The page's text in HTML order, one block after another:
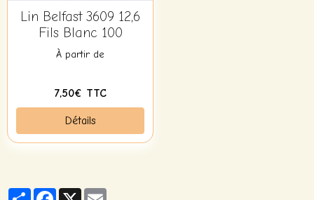
Lin Belfast 3609 12,6
Fils Blanc 100
À partir de
7,50€ TTC
Détails
PartagerFacebook
X